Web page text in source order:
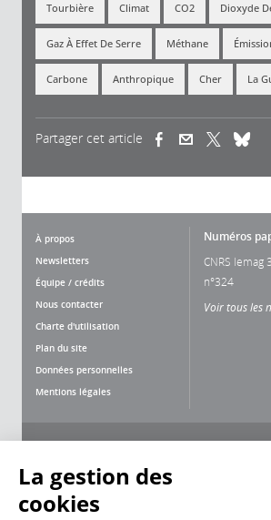
Tourbière Climat CO2 Dioxyde
Gaz À Effet De Serre Méthane
Carbone Anthropique Cher La
Partager cet article (link is (link
À propos
Newsletters
Équipe / crédits
Nous contacter
Charte d'utilisation
Plan du site
Données personnelles
Mentions légales
Numéros
CNRS lemag
n°324
Voir tous les
La gestion des
cookies